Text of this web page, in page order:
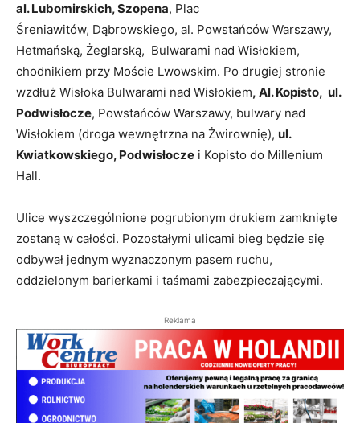
al. Lubomirskich, Szopena, Plac
Śreniawitów, Dąbrowskiego, al. Powstańców Warszawy,
Hetmańską, Żeglarską, Bulwarami nad Wisłokiem,
chodnikiem przy Moście Lwowskim. Po drugiej stronie
wzdłuż Wisłoka Bulwarami nad Wisłokiem, Al. Kopisto, ul.
Podwisłocze, Powstańców Warszawy, bulwary nad
Wisłokiem (droga wewnętrzna na Żwirownię), ul.
Kwiatkowskiego, Podwisłocze i Kopisto do Millenium
Hall.
Ulice wyszczególnione pogrubionym drukiem zamknięte
zostaną w całości. Pozostałymi ulicami bieg będzie się
odbywał jednym wyznaczonym pasem ruchu,
oddzielonym barierkami i taśmami zabezpieczającymi.
Reklama